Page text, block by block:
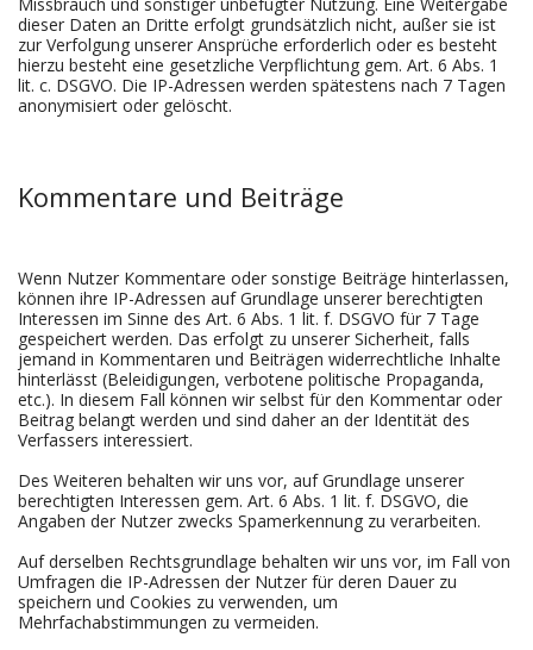
dieser Daten an Dritte erfolgt grundsätzlich nicht, außer sie ist
zur Verfolgung unserer Ansprüche erforderlich oder es besteht
hierzu besteht eine gesetzliche Verpflichtung gem. Art. 6 Abs. 1
lit. c. DSGVO. Die IP-Adressen werden spätestens nach 7 Tagen
anonymisiert oder gelöscht.
Kommentare und Beiträge
Wenn Nutzer Kommentare oder sonstige Beiträge hinterlassen,
können ihre IP-Adressen auf Grundlage unserer berechtigten
Interessen im Sinne des Art. 6 Abs. 1 lit. f. DSGVO für 7 Tage
gespeichert werden. Das erfolgt zu unserer Sicherheit, falls
jemand in Kommentaren und Beiträgen widerrechtliche Inhalte
hinterlässt (Beleidigungen, verbotene politische Propaganda,
etc.). In diesem Fall können wir selbst für den Kommentar oder
Beitrag belangt werden und sind daher an der Identität des
Verfassers interessiert.
Des Weiteren behalten wir uns vor, auf Grundlage unserer
berechtigten Interessen gem. Art. 6 Abs. 1 lit. f. DSGVO, die
Angaben der Nutzer zwecks Spamerkennung zu verarbeiten.
Auf derselben Rechtsgrundlage behalten wir uns vor, im Fall von
Umfragen die IP-Adressen der Nutzer für deren Dauer zu
speichern und Cookies zu verwenden, um
Mehrfachabstimmungen zu vermeiden.